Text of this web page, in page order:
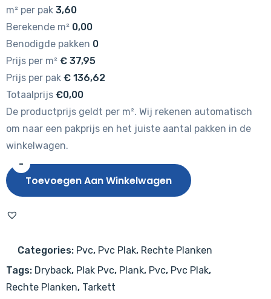
m² per pak 3,60
Berekende m² 0,00
Benodigde pakken 0
Prijs per m² € 37,95
Prijs per pak € 136,62
Totaalprijs €0,00
De productprijs geldt per m². Wij rekenen automatisch
om naar een pakprijs en het juiste aantal pakken in de
winkelwagen.
-
Tarkett
iD
55
Scandinavian
Oak
Medium
Toevoegen Aan Winkelwagen
Categories: Pvc, Pvc Plak, Rechte Planken
Tags: Dryback, Plak Pvc, Plank, Pvc, Pvc Plak,
Rechte Planken, Tarkett